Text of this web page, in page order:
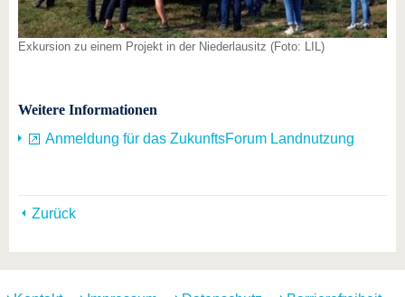
Exkursion zu einem Projekt in der Niederlausitz (Foto: LIL)
Weitere Informationen
Anmeldung für das ZukunftsForum Landnutzung
Zurück